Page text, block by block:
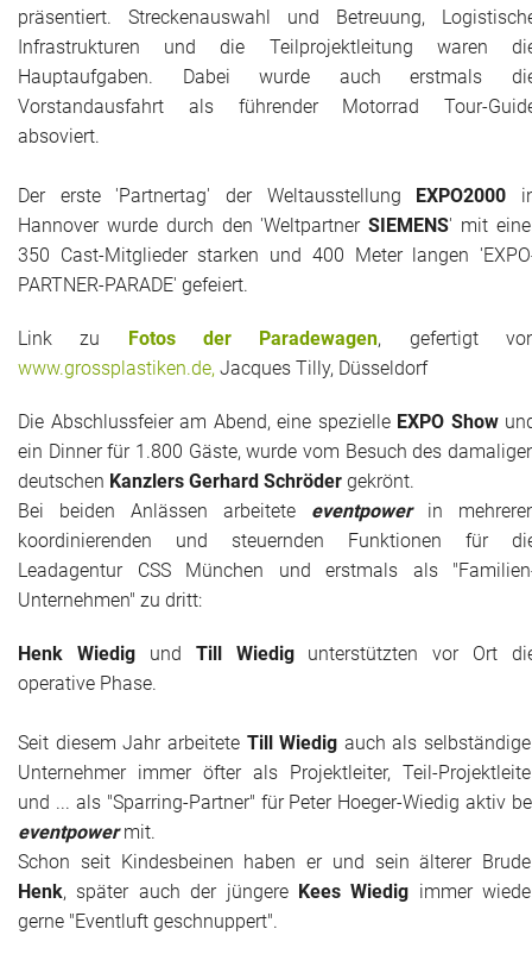
präsentiert. Streckenauswahl und Betreuung,
Infrastrukturen und die Teilprojektleitung waren
Hauptaufgaben. Dabei wurde auch erstmals
Vorstandausfahrt als führender Motorrad Tour-
absoviert.
Der erste 'Partnertag' der Weltausstellung EXPO2000
Hannover wurde durch den 'WeltpartnerSIEMENS' mit
350 Cast-Mitglieder starken und 400 Meter langen
PARTNER-PARADE' gefeiert.
Link zu Fotos der Paradewagen, gefertigt
www.grossplastiken.de, Jacques Tilly, Düsseldorf
Die Abschlussfeier am Abend, eine spezielle EXPO Show
ein Dinner für 1.800 Gäste, wurde vom Besuch des
deutschen Kanzlers Gerhard Schröder gekrönt.
Bei beiden Anlässen arbeitete eventpowerin
koordinierenden und steuernden Funktionen für
Leadagentur CSS München und erstmals als
Unternehmen" zu dritt:
Henk Wiedigund Till Wiedigunterstützten vor Ort
operative Phase.
Seit diesem Jahr arbeitete Till Wiedig auch als
Unternehmer immer öfter als Projektleiter, Teil-
und ... als "Sparring-Partner" für Peter Hoeger-Wiedig aktiv
eventpowermit.
Schon seit Kindesbeinen haben er und sein älterer
Henk, später auch der jüngere Kees Wiedig immer
gerne "Eventluft geschnuppert".